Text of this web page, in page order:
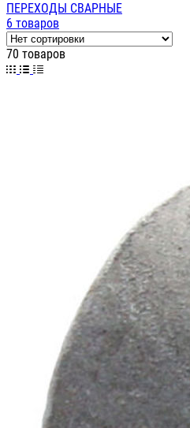
ПЕРЕХОДЫ СВАРНЫЕ
6 товаров
70 товаров